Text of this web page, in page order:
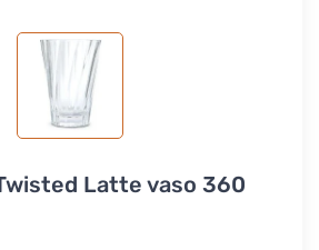
Latte vaso 360